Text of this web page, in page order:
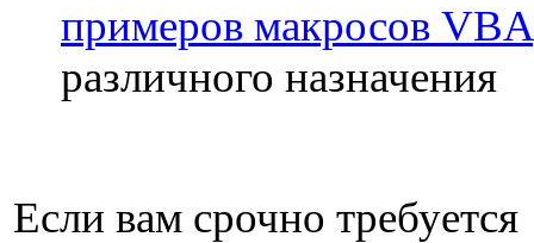
примеров макросов VBA
различного назначения
Если вам срочно требуется